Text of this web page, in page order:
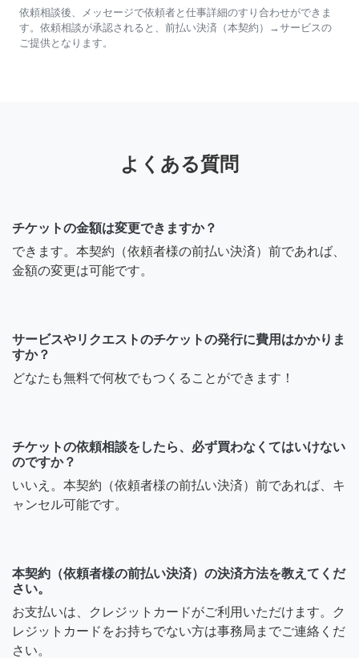
依頼相談後、メッセージで依頼者と仕事詳細のすり合わせができま
す。依頼相談が承認されると、前払い決済（本契約）→サービスの
ご提供となります。
よくある質問
チケットの金額は変更できますか？
できます。本契約（依頼者様の前払い決済）前であれば、
金額の変更は可能です。
サービスやリクエストのチケットの発行に費用はかかりま
すか？
どなたも無料で何枚でもつくることができます！
チケットの依頼相談をしたら、必ず買わなくてはいけない
のですか？
いいえ。本契約（依頼者様の前払い決済）前であれば、キ
ャンセル可能です。
本契約（依頼者様の前払い決済）の決済方法を教えてくだ
さい。
お支払いは、クレジットカードがご利用いただけます。ク
レジットカードをお持ちでない方は事務局までご連絡くだ
さい。